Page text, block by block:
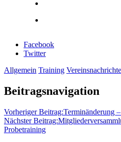
Facebook
Twitter
Allgemein Training
Beitragsnavigation
Vorheriger Beitrag:Terminänderung
Nächster Beitrag:
Probetraining